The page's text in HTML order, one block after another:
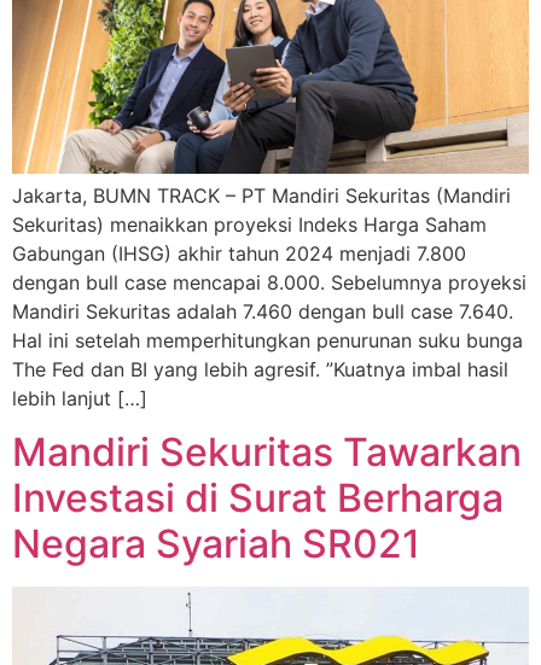
Jakarta, BUMN TRACK – PT Mandiri Sekuritas (Mandiri
Sekuritas) menaikkan proyeksi Indeks Harga Saham
Gabungan (IHSG) akhir tahun 2024 menjadi 7.800
dengan bull case mencapai 8.000. Sebelumnya proyeksi
Mandiri Sekuritas adalah 7.460 dengan bull case 7.640.
Hal ini setelah memperhitungkan penurunan suku bunga
The Fed dan BI yang lebih agresif. ”Kuatnya imbal hasil
lebih lanjut […]
Mandiri Sekuritas Tawarkan
Investasi di Surat Berharga
Negara Syariah SR021